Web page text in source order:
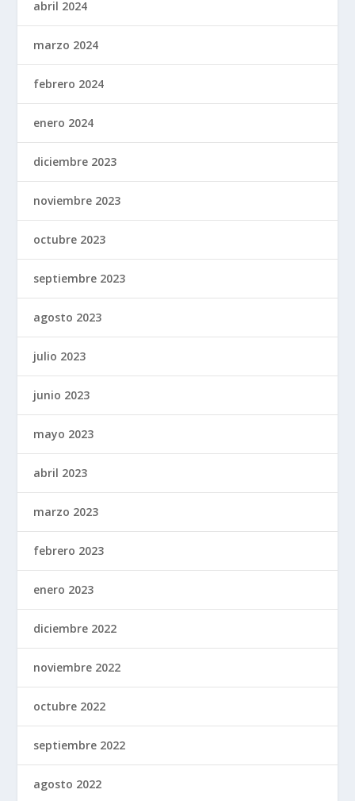
abril 2024
marzo 2024
febrero 2024
enero 2024
diciembre 2023
noviembre 2023
octubre 2023
septiembre 2023
agosto 2023
julio 2023
junio 2023
mayo 2023
abril 2023
marzo 2023
febrero 2023
enero 2023
diciembre 2022
noviembre 2022
octubre 2022
septiembre 2022
agosto 2022